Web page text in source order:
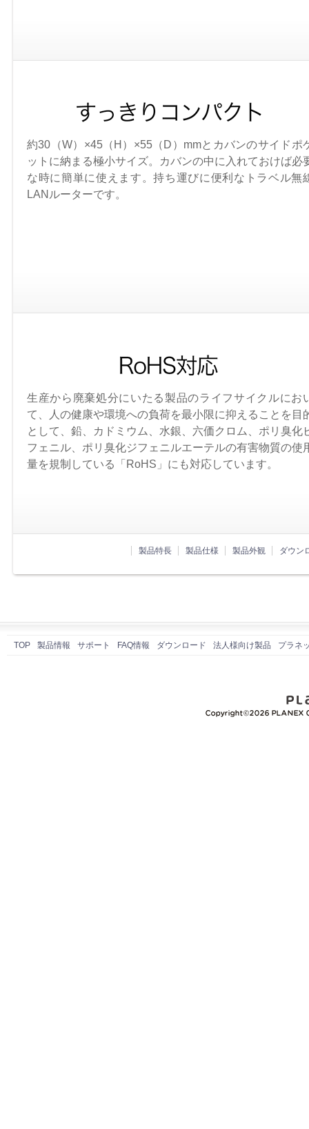
約30（W）×45（H）×55（D）mmとカバンのサイドポ
ットに納まる極小サイズ。カバンの中に入れておけば必
な時に簡単に使えます。持ち運びに便利なトラベル無
LANルーターです。
生産から廃棄処分にいたる製品のライフサイクルにお
て、人の健康や環境への負荷を最小限に抑えることを目
として、鉛、カドミウム、水銀、六価クロム、ポリ臭化
フェニル、ポリ臭化ジフェニルエーテルの有害物質の使
量を規制している「RoHS」にも対応しています。
製品特長 製品仕様 製品外観 ダウン
TOP 製品情報 サポート FAQ情報 ダウンロード 法人様向け製品 プラネ